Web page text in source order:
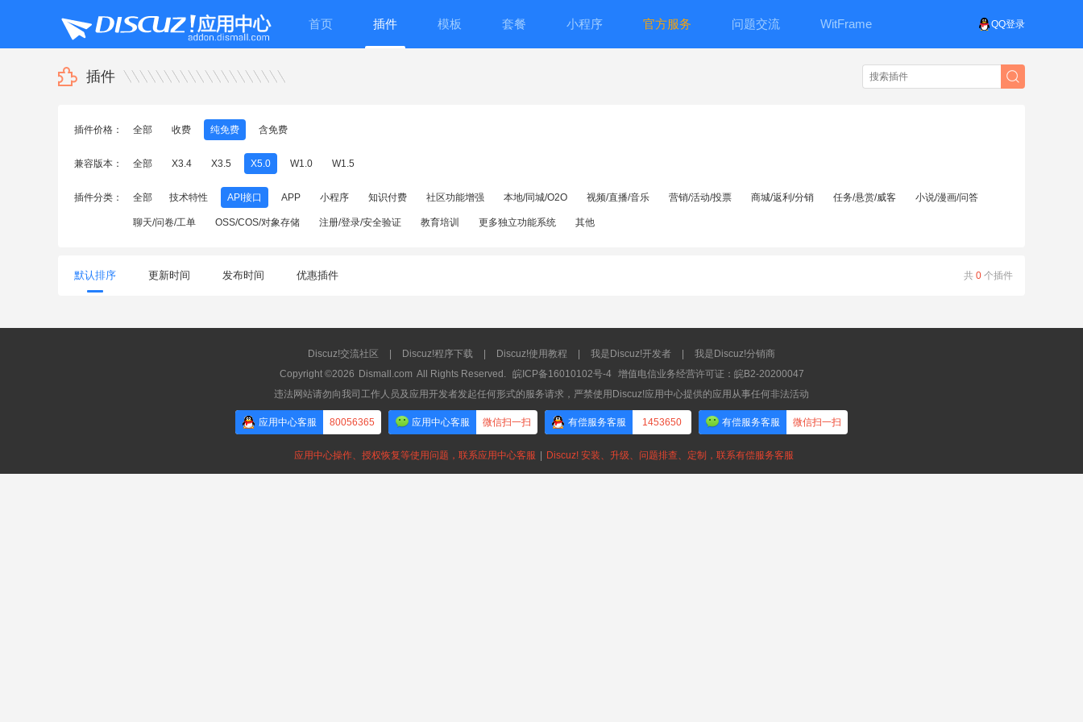
QQ登录
首页 插件 模板 套餐 小程序 官方服务 问题交流 WitFrame
插件
插件价格： 全部 收费 纯免费 含免费
兼容版本： 全部 X3.4 X3.5 X5.0 W1.0 W1.5
插件分类： 全部 技术特性 API接口 APP 小程序 知识付费 社区功能增强 本地/同城/O2O 视频/直播/音乐 营销/活动/投票 商城/返利/分销 任务/悬赏/威客 小说/漫画/问答
聊天/问卷/工单 OSS/COS/对象存储 注册/登录/安全验证 教育培训 更多独立功能系统 其他
共 0 个插件
默认排序 更新时间 发布时间 优惠插件
Discuz!交流社区 Discuz!程序下载 Discuz!使用教程 我是Discuz!开发者
我是Discuz!分销商
Copyright ©2026 Dismall.com All Rights Reserved. 皖ICP备16010102号-4
增值电信业务经营许可证：皖B2-20200047
违法网站请勿向我司工作人员及应用开发者发起任何形式的服务请求，严禁使用Discuz!应用中心提供的应用从事任何非法活动
应用中心客服 80056365 应用中心客服 微信扫一扫 有偿服务客服 1453650 有偿服务客服 微信扫一扫
应用中心操作、授权恢复等使用问题，联系应用中心客服 Discuz! 安装、升级、问题排查、定制，联系有偿服务客服